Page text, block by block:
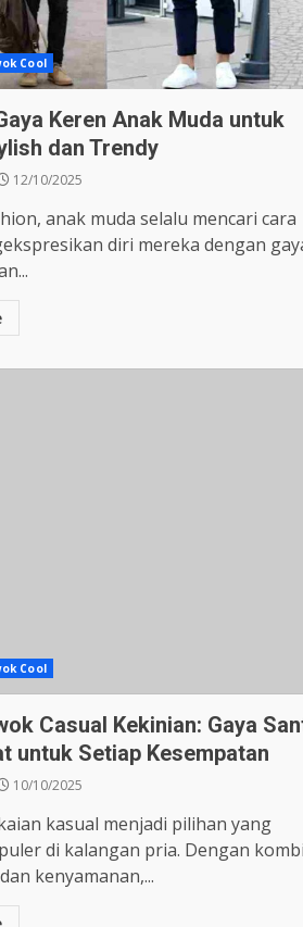
Cool
Keren Anak Muda untuk
dan Trendy
12/10/2025
anak muda selalu mencari cara
diri mereka dengan
Cool
Casual Kekinian: Gaya
untuk Setiap Kesempatan
10/10/2025
kasual menjadi pilihan yang
di kalangan pria. Dengan
kenyamanan,...